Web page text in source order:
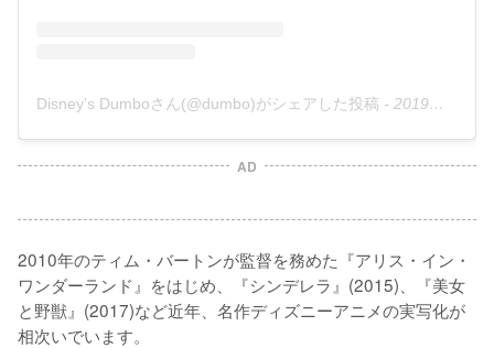
Disney’s Dumboさん(@dumbo)がシェアした投稿 - 2019年 2月月4日午後12時39分PST
AD
2010年のティム・バートンが監督を務めた『アリス・イン・
ワンダーランド』をはじめ、『シンデレラ』(2015)、『美女
と野獣』(2017)など近年、名作ディズニーアニメの実写化が
相次いでいます。